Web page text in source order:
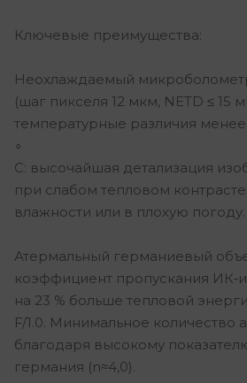
Ключевые преимущества:
Неохлаждаемый
(шаг пикселя 12 мкм, NETD ≤ 15
температурные различия менее
∘
C: высочайшая детализация
при слабом тепловом
влажности или в плохую погоду.
Атермальный германиевый
коэффициент пропускания
на 23 % больше тепловой
F/1.0. Минимальное количество
благодаря высокому
германия (n≈4,0).